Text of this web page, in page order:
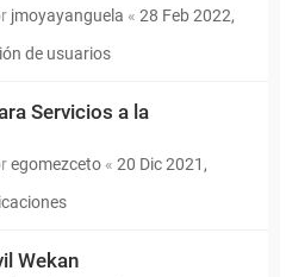
jmoyayanguela « 28 Feb 2022,
de usuarios
Servicios a la
egomezceto « 20 Dic 2021,
Wekan